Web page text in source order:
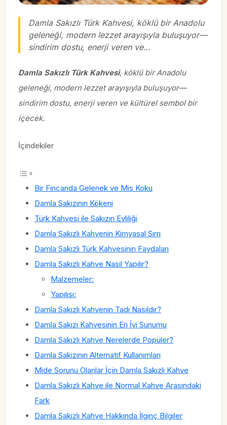
Damla Sakızlı Türk Kahvesi, köklü bir Anadolu
geleneği, modern lezzet arayışıyla buluşuyor—
sindirim dostu, enerji veren ve…
Damla Sakızlı Türk Kahvesi, köklü bir Anadolu
geleneği, modern lezzet arayışıyla buluşuyor—
sindirim dostu, enerji veren ve kültürel sembol bir
içecek.
İçindekiler
Bir Fincanda Gelenek ve Mis Koku
Damla Sakızının Kökeni
Türk Kahvesi ile Sakızın Evliliği
Damla Sakızlı Kahvenin Kimyasal Sırrı
Damla Sakızlı Türk Kahvesinin Faydaları
Damla Sakızlı Kahve Nasıl Yapılır?
Malzemeler:
Yapılışı:
Damla Sakızlı Kahvenin Tadı Nasıldır?
Damla Sakızı Kahvesinin En İyi Sunumu
Damla Sakızlı Kahve Nerelerde Popüler?
Damla Sakızının Alternatif Kullanımları
Mide Sorunu Olanlar İçin Damla Sakızlı Kahve
Damla Sakızlı Kahve ile Normal Kahve Arasındaki
Fark
Damla Sakızlı Kahve Hakkında İlginç Bilgiler